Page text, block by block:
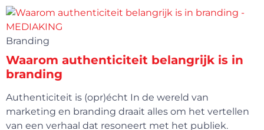
Branding
Waarom authenticiteit belangrijk is in
branding
Authenticiteit is (opr)écht In de wereld van
marketing en branding draait alles om het vertellen
van een verhaal dat resoneert met het publiek.